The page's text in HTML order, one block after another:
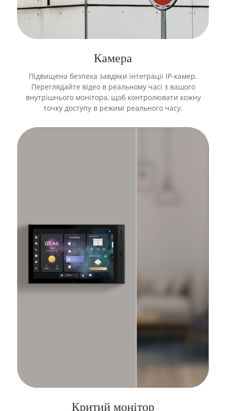
Камера
Підвищена безпека завдяки інтеграції IP-камер.
Переглядайте відео в реальному часі з вашого
внутрішнього монітора, щоб контролювати кожну
точку доступу в режимі реального часу.
Критий монітор